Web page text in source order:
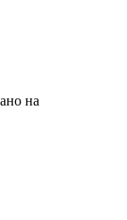
на